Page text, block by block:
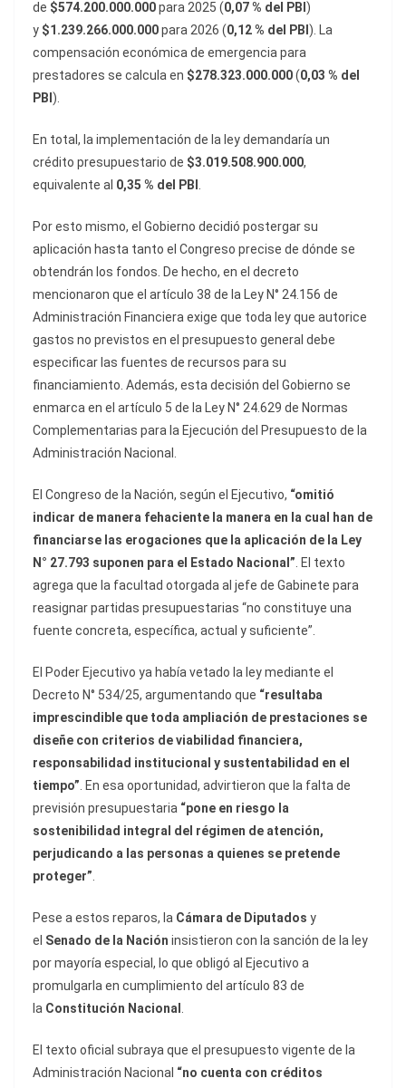
de $574.200.000.000para 2025 (0,07 % del PBI )
y $1.239.266.000.000para 2026 (0,12 % del PBI ). La
compensación económica de emergencia para
prestadores se calcula en $278.323.000.000(0,03 % del
PBI ).
En total, la implementación de la ley demandaría un
crédito presupuestario de $3.019.508.900.000,
equivalente al 0,35 % del PBI .
Por esto mismo, el Gobierno decidió postergar su
aplicación hasta tanto el Congreso precise de dónde se
obtendrán los fondos. De hecho, en el decreto
mencionaron que el artículo 38 de la Ley N° 24.156 de
Administración Financiera exige que toda ley que autorice
gastos no previstos en el presupuesto general debe
especificar las fuentes de recursos para su
financiamiento. Además, esta decisión del Gobierno se
enmarca en el artículo 5 de la Ley N° 24.629 de Normas
Complementarias para la Ejecución del Presupuesto de la
Administración Nacional.
El Congreso de la Nación, según el Ejecutivo, “omitió
indicar de manera fehaciente la manera en la cual han de
financiarse las erogaciones que la aplicación de la Ley
N° 27.793 suponen para el Estado Nacional”. El texto
agrega que la facultad otorgada al jefe de Gabinete para
reasignar partidas presupuestarias “no constituye una
fuente concreta, específica, actual y suficiente”.
El Poder Ejecutivo ya había vetado la ley mediante el
Decreto N° 534/25, argumentando que “resultaba
imprescindible que toda ampliación de prestaciones se
diseñe con criterios de viabilidad financiera,
responsabilidad institucional y sustentabilidad en el
tiempo”. En esa oportunidad, advirtieron que la falta de
previsión presupuestaria “pone en riesgo la
sostenibilidad integral del régimen de atención,
perjudicando a las personas a quienes se pretende
proteger”.
Pese a estos reparos, la Cámara de Diputados y
el Senado de la Nación insistieron con la sanción de la ley
por mayoría especial, lo que obligó al Ejecutivo a
promulgarla en cumplimiento del artículo 83 de
la Constitución Nacional .
El texto oficial subraya que el presupuesto vigente de la
Administración Nacional “no cuenta con créditos